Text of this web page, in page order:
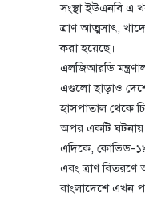
সংস্থা ইউএনবি এ
ত্রাণ আত্মসাৎ,
করা হয়েছে।
এলজিআরডি
এগুলো ছাড়াও
হাসপাতাল থেকে
অপর একটি ঘটনায়
এদিকে, কোভিড-১৯
এবং ত্রাণ বিতরণে
বাংলাদেশে এখন